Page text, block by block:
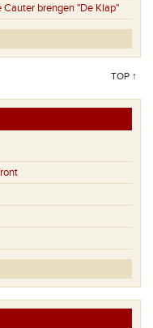
brengen "De Klap"
TOP ↑